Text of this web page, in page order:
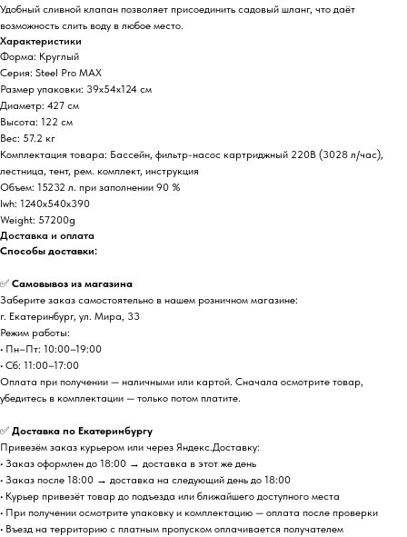
Удобный сливной клапан позволяет присоединить садовый шланг, что даёт
возможность слить воду в любое место.
Характеристики
Форма: Круглый
Серия: Steel Pro MAX
Размер упаковки: 39х54х124 см
Диаметр: 427 см
Высота: 122 см
Вес: 57.2 кг
Комплектация товара: Бассейн, фильтр-насос картриджный 220В (3028 л/час),
лестница, тент, рем. комплект, инструкция
Объем: 15232 л. при заполнении 90 %
lwh: 1240x540x390
Weight: 57200g
Доставка и оплата
Способы доставки:
✅ Самовывоз из магазина
Заберите заказ самостоятельно в нашем розничном магазине:
г. Екатеринбург, ул. Мира, 33
Режим работы:
• Пн–Пт: 10:00–19:00
• Сб: 11:00–17:00
Оплата при получении — наличными или картой. Сначала осмотрите товар,
убедитесь в комплектации — только потом платите.
✅ Доставка по Екатеринбургу
Привезём заказ курьером или через Яндекс.Доставку:
• Заказ оформлен до 18:00 → доставка в этот же день
• Заказ после 18:00 → доставка на следующий день до 18:00
• Курьер привезёт товар до подъезда или ближайшего доступного места
• При получении осмотрите упаковку и комплектацию — оплата после проверки
• Въезд на территорию с платным пропуском оплачивается получателем